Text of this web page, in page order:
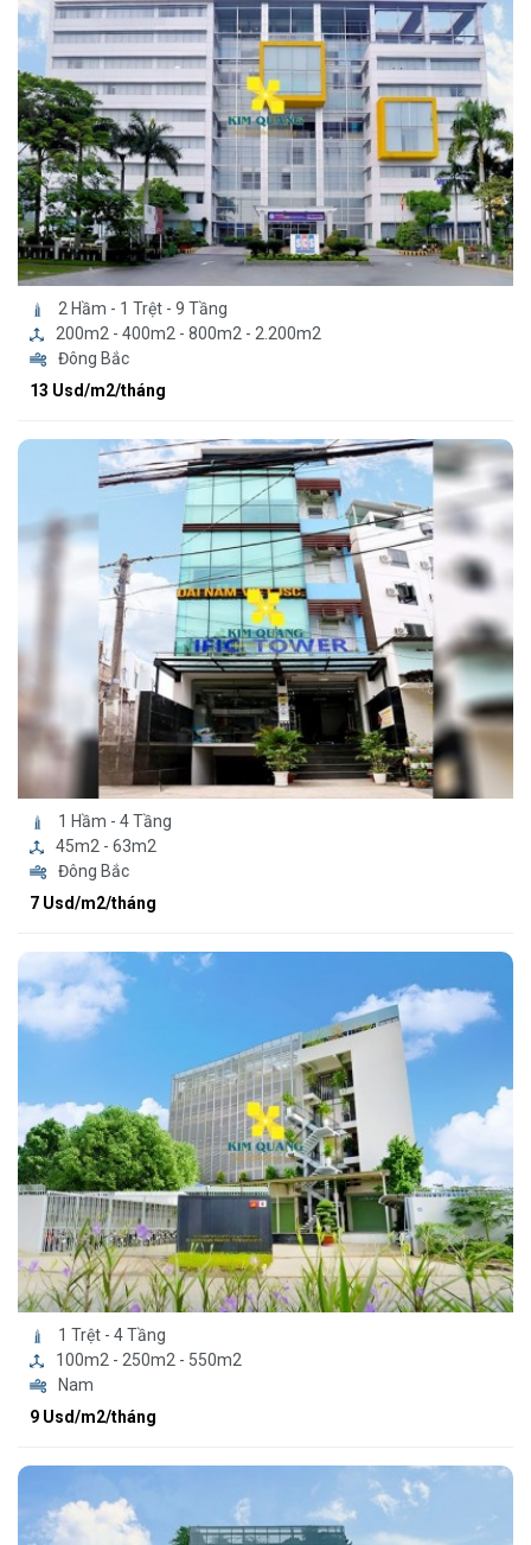
2 Hầm - 1 Trệt - 9 Tầng
200m2 - 400m2 - 800m2 - 2.200m2
Đông Bắc
13 Usd/m2/tháng
1 Hầm - 4 Tầng
45m2 - 63m2
Đông Bắc
7 Usd/m2/tháng
1 Trệt - 4 Tầng
100m2 - 250m2 - 550m2
Nam
9 Usd/m2/tháng